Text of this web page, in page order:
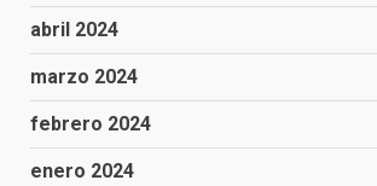
abril 2024
marzo 2024
febrero 2024
enero 2024